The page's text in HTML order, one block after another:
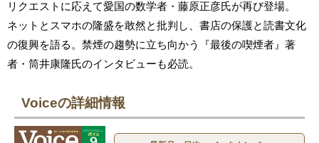
リクエストに応えて愛国の数学者・藤原正彦氏が再び登場。
ネットとスマホの隆盛を敢然と批判し、書店の保護と読書文化
の復興を語る。禁煙の趨勢に立ち向かう『最後の喫煙者』著
者・筒井康隆氏のインタビューも必読。
Voiceの詳細情報